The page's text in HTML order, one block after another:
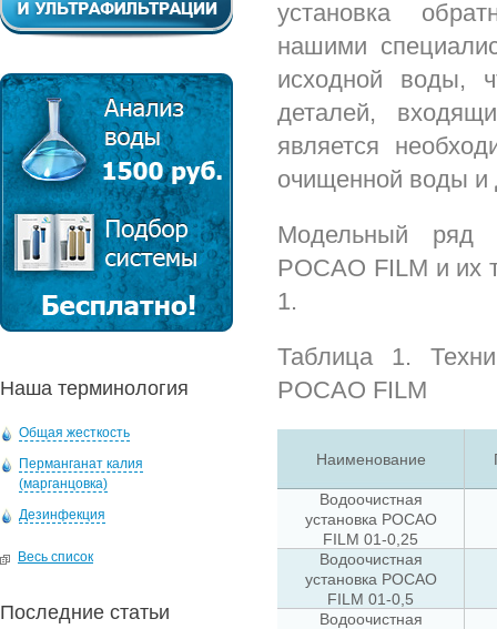
Наша терминология
Общая жесткость
Перманганат калия
(марганцовка)
Дезинфекция
Весь список
Последние статьи
установка
нашими
исходной воды,
деталей,
является
очищенной воды и
Модельный ряд
РОСАО FILM и их
1.
Таблица 1.
РОСАО FILM
Наименование
Водоочистная
установка РОСАО
FILM 01-0,25
Водоочистная
установка РОСАО
FILM 01-0,5
Водоочистная